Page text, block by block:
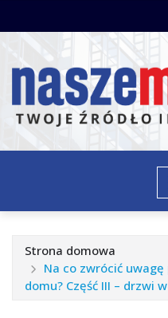
do
Strona domowa
Na co zwrócić
domu? Część III – drzwi